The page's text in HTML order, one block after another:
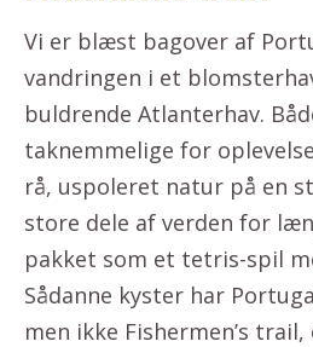
Vi er blæst bagover af
vandringen i et
buldrende Atlanterhav.
taknemmelige for
rå, uspoleret natur på en
store dele af verden for
pakket som et tetris-spil
Sådanne kyster har
men ikke Fishermen’s